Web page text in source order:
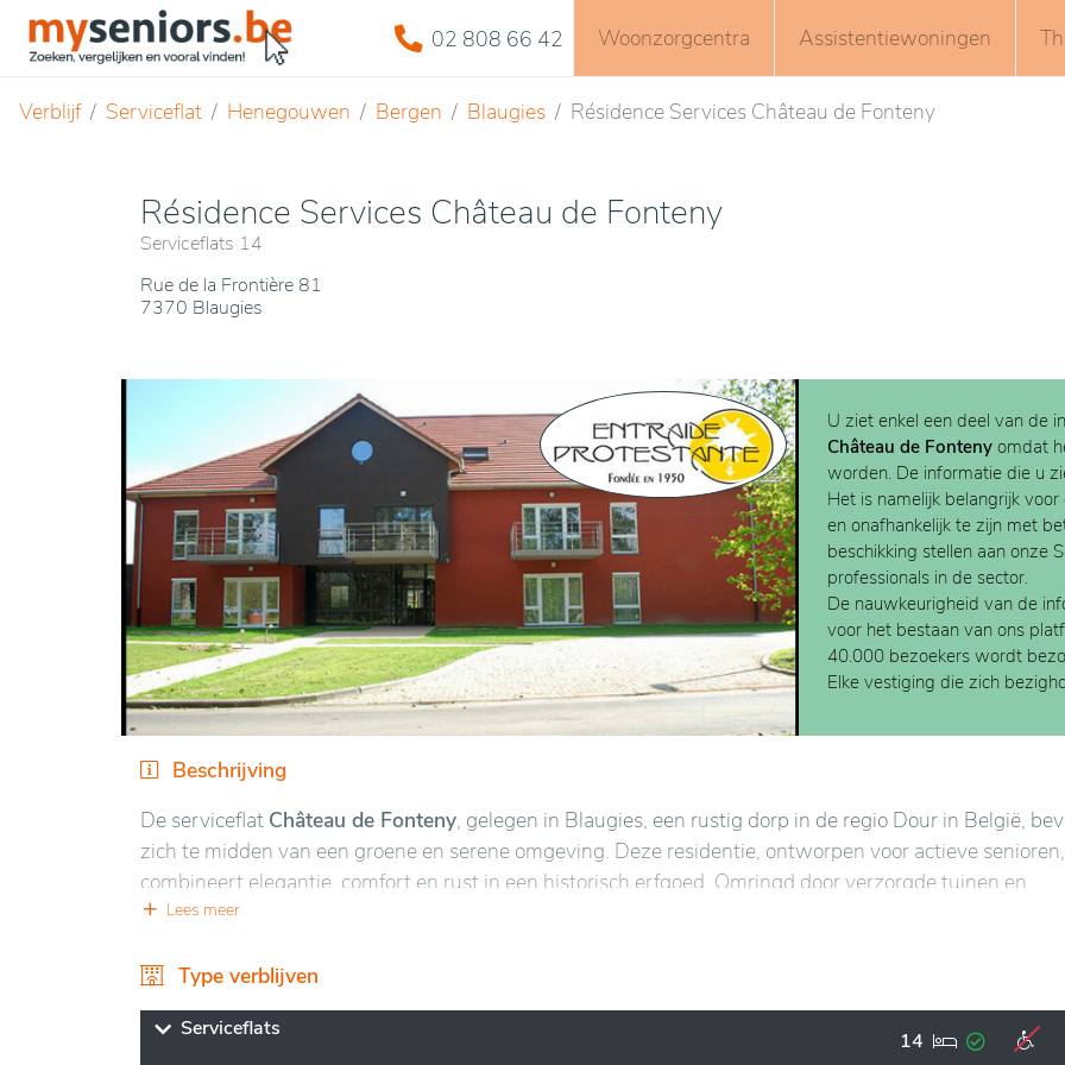
02 808 66 42 Woonzorgcentra Assistentiewoningen
Verblijf Serviceflat Henegouwen Bergen Blaugies Résidence Services Château de Fonteny
Résidence Services Château de Fonteny
Serviceflats 14
Rue de la Frontière 81
7370 Blaugies
U ziet enkel een deel van de
Château de Fonteny omdat
worden. De informatie die u
Het is namelijk belangrijk
en onafhankelijk te zijn met
beschikking stellen aan onze
professionals in de sector.
De nauwkeurigheid van de
voor het bestaan van ons
40.000 bezoekers wordt
Elke vestiging die zich
Beschrijving
De serviceflat Château de Fonteny, gelegen in Blaugies, een rustig dorp in de regio Dour in België,
zich te midden van een groene en serene omgeving. Deze residentie, ontworpen voor actieve senioren,
combineert elegantie, comfort en rust in een historisch erfgoed. Omringd door verzorgde tuinen en
weelderige natuur, biedt het een oase van kalmte terwijl het toch dicht bij lokale voorzieningen en
Het Château de Fonteny onderscheidt zich door zijn historische architectuur, gecombineerd met
aangepaste faciliteiten. Bewoners genieten van functionele appartementen, gezellige
ruimtes en gepersonaliseerde diensten, wat bijdraagt aan een optimale levenskwaliteit. De
Lees meer
Type verblijven
Serviceflats 14